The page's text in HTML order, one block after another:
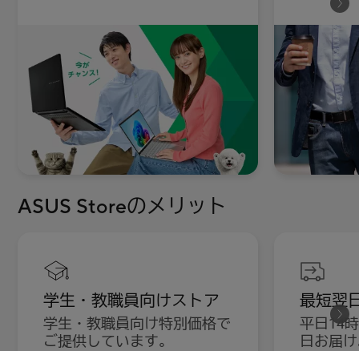
ASUS Storeのメリット
学生・教職員向けストア
学生・教職員向け特別価格で
ご提供しています。
最短翌
平日14
日お届